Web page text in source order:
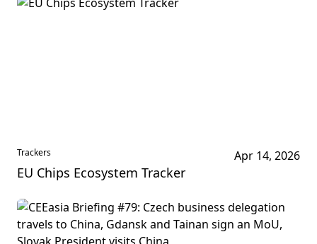
Trackers Apr 14, 2026
EU Chips Ecosystem Tracker